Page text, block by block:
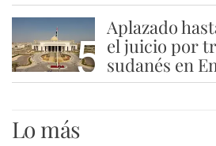
5
Aplazado
el juicio por
sudanés en
Lo más